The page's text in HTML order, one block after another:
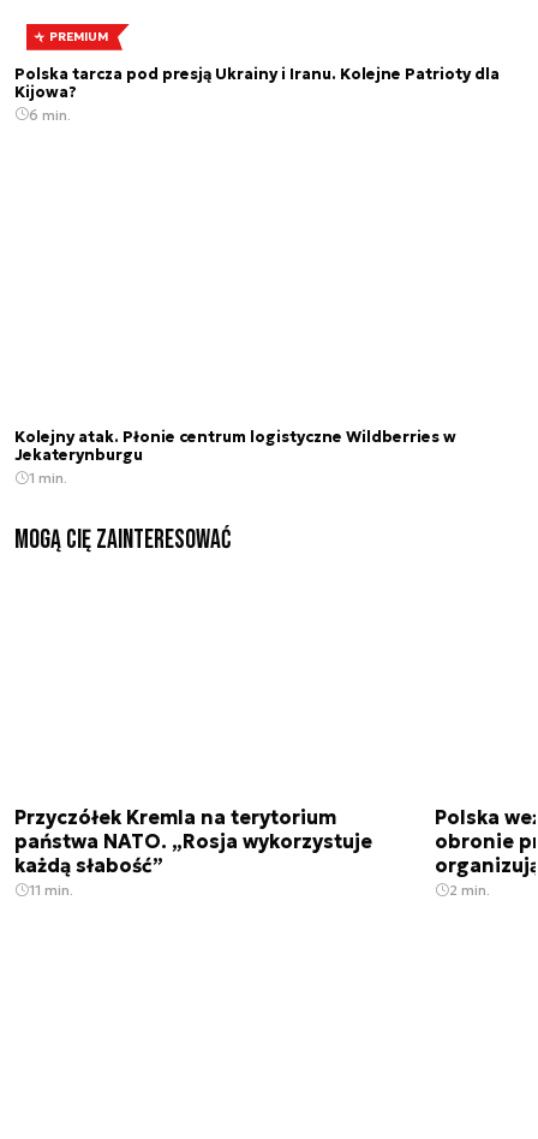
PREMIUM
Polska tarcza pod presją Ukrainy i Iranu. Kolejne Patrioty dla
Kijowa?
6 min.
Kolejny atak. Płonie centrum logistyczne Wildberries w
Jekaterynburgu
1 min.
Mogą Cię zainteresować
Przyczółek Kremla na terytorium
państwa NATO. „Rosja wykorzystuje
każdą słabość”
11 min.
Polska
obronie
2 min.